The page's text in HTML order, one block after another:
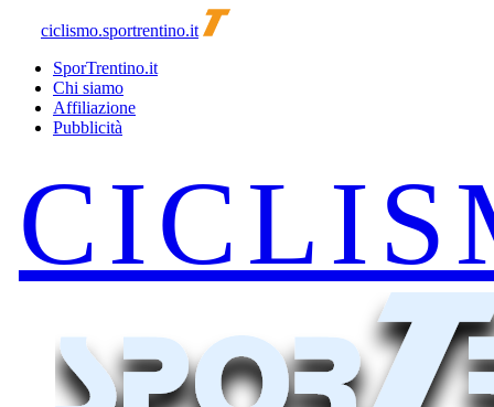
ciclismo.sportrentino.it
SporTrentino.it
Chi siamo
Affiliazione
Pubblicità